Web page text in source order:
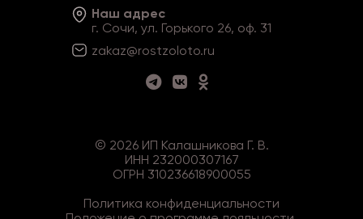
Наш адрес
г. Сочи, ул. Горького 26, оф. 31
zakaz@rostzoloto.ru
© 2026ИП Калашникова Г. В.
ИНН 232000307167
ОГРН 310236618900055
Политика конфиденциальности